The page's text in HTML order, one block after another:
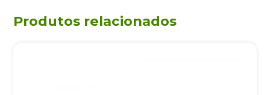
Produtos relacionados